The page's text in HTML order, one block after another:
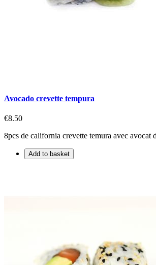
Avocado crevette tempura
€8.50
8pcs de california crevette temura avec avocat
Add to basket